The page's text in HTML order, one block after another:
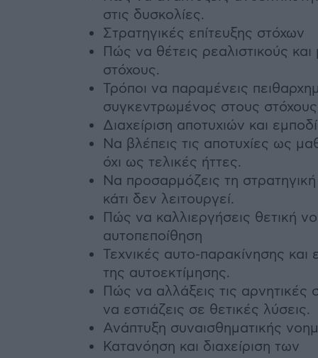
στις δυσκολίες.
Στρατηγικές επίτευξης στόχων
Πώς να θέτεις ρεαλιστικούς
στόχους.
Τρόποι να παραμένεις
συγκεντρωμένος στους
Διαχείριση αποτυχιών και
Να βλέπεις τις αποτυχίες ως
όχι ως τελικές ήττες.
Να προσαρμόζεις τη
κάτι δεν λειτουργεί.
Πώς να καλλιεργήσεις θετική
αυτοπεποίθηση
Τεχνικές αυτο-παρακίνησης και
της αυτοεκτίμησης.
Πώς να αλλάξεις τις αρνητικές
να εστιάζεις σε θετικές λύσεις.
Ανάπτυξη συναισθηματικής
Κατανόηση και διαχείριση των